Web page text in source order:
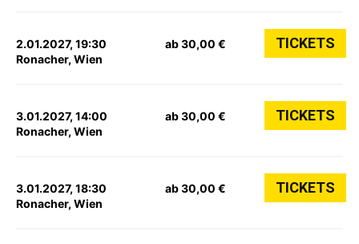
2.01.2027, 19:30
Ronacher, Wien
ab 30,00 € TICKETS
3.01.2027, 14:00
Ronacher, Wien
ab 30,00 € TICKETS
3.01.2027, 18:30
Ronacher, Wien
ab 30,00 € TICKETS